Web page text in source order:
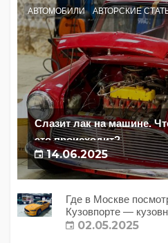
АВТОМОБИЛИ АВТОРСКИЕ
Слазит лак на машине.
это происходит?
14.06.2025
Где в Москве
Кузовпорте —
02.05.2025